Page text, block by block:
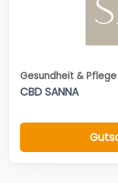
Gesundheit & Pflege
CBD SANNA